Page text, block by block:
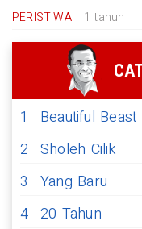
PERISTIWA 1 tahun
1
Beautiful Beast
2 Sholeh Cilik
3
Yang Baru
4 20 Tahun